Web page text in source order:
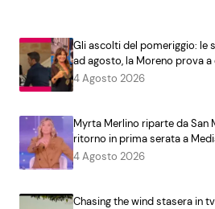
Gli ascolti del pomeriggio: le
ad agosto, la Moreno prova
4 Agosto 2026
Myrta Merlino riparte da San
ritorno in prima serata a
4 Agosto 2026
Chasing the wind stasera in